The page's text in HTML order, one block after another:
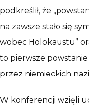
podkreślił, że
na zawsze stało się
wobec Holokaustu”
to pierwsze
przez niemieckich
W konferencji wzięli